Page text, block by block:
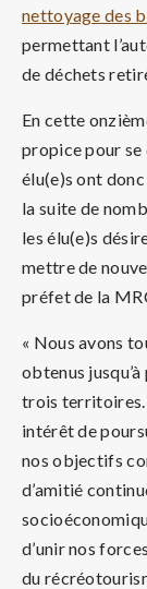
nettoyage des
permettant
de déchets
En cette
propice pour se
élu(e)s ont donc
la suite de
les élu(e)s
mettre de
préfet de la
« Nous avons
obtenus
trois territoires.
intérêt de
nos objectifs
d’amitié
d’unir nos
du